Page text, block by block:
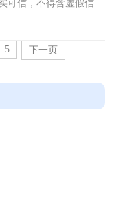
可信，不得含虚假信
是小编整...
5
下一页